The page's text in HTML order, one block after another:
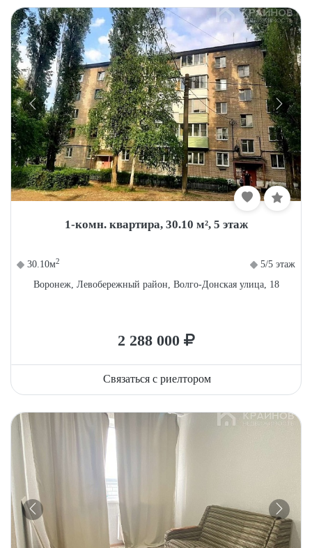
1-комн. квартира, 30.10 м², 5 этаж
30.10м2
5/5 этаж
Воронеж, Левобережный район, Волго-Донская улица, 18
2 288 000
Связаться с риелтором